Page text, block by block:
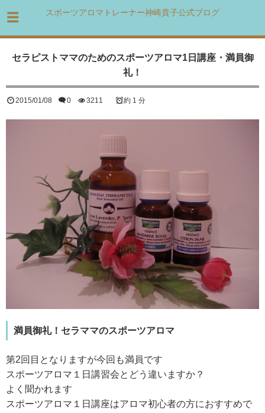
スポーツアロマトレーナー神崎貴子公式ブログ
セラピストママのためのスポーツアロマ1日講座・満員御
礼！
2015/01/08 0 3211 約 1 分
満員御礼！セラママのスポーツアロマ
第2回目となりますが今回も満員です
スポーツアロマ１日講習会とどう違いますか？
よく聞かれます
スポーツアロマ１日講座はアロマ初心者の方におすすめで